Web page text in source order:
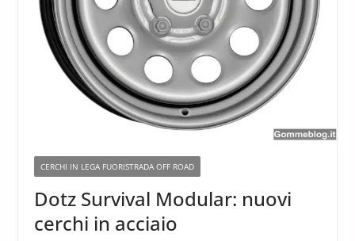
CERCHI IN LEGA FUORISTRADA OFF ROAD
Dotz Survival Modular: nuovi
cerchi in acciaio